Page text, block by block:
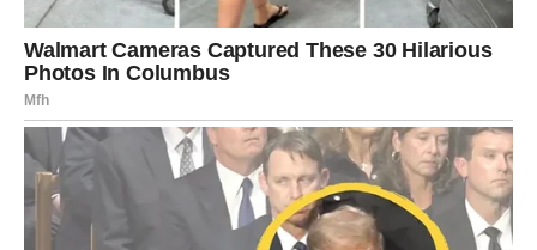
VAGA
Ljubavna priča nije završena
Vage bi uskoro mogle shvatiti da određeni odnos nije
izgubio svoju važnost.